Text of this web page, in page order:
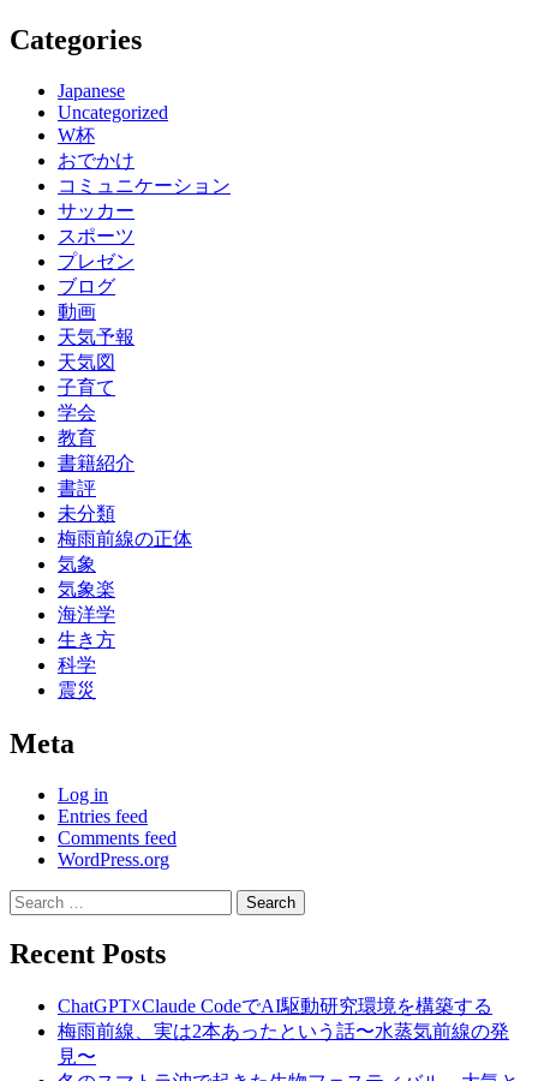
Categories
Japanese
Uncategorized
W杯
おでかけ
コミュニケーション
サッカー
スポーツ
プレゼン
ブログ
動画
天気予報
天気図
子育て
学会
教育
書籍紹介
書評
未分類
梅雨前線の正体
気象
気象楽
海洋学
生き方
科学
震災
Meta
Log in
Entries feed
Comments feed
WordPress.org
Search
for:
Recent Posts
ChatGPT☓Claude CodeでAI駆動研究環境を構築する
梅雨前線、実は2本あったという話〜水蒸気前線の発
見〜